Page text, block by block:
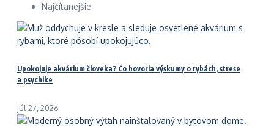
Najčítanejšie
Upokojuje akvárium človeka? Čo hovoria výskumy o rybách, strese
a psychike
júl 27, 2026